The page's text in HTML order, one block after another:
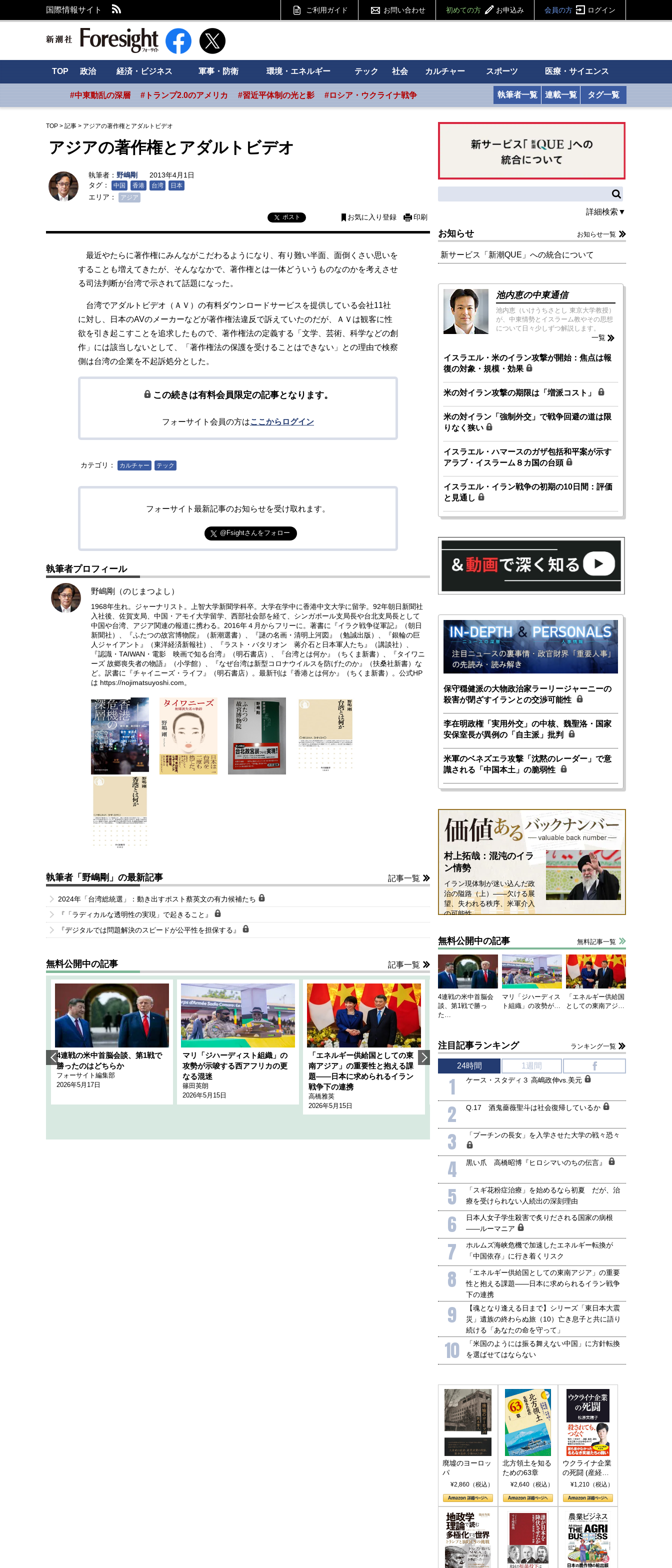
国際情報サイト ご利用ガイド お問い合わせ 初めての方 お申込み 会員の方 ログイン
新潮社 Foresight フォーサイト
TOP 政治 経済・ビジネス 軍事・防衛 環境・エネルギー テック 社会 カルチャー スポーツ 医療・サイエンス
#中東動乱の深層 #トランプ2.0のアメリカ #習近平体制の光と影 #ロシア・ウクライナ戦争 執筆者一覧 連載一覧 タグ一覧
TOP > 記事 > アジアの著作権とアダルトビデオ
アジアの著作権とアダルトビデオ
執筆者： 野嶋剛
2013年4月1日
タグ：
中国 香港 台湾 日本
エリア： アジア
ポスト お気に入り登録 印刷
最近やたらに著作権にみんながこだわるようになり、有り難い半面、面倒くさい思いを
することも増えてきたが、そんななかで、著作権とは一体どういうものなのかを考えさせ
る司法判断が台湾で示されて話題になった。
台湾でアダルトビデオ（ＡＶ）の有料ダウンロードサービスを提供している会社11社
に対し、日本のAVのメーカーなどが著作権法違反で訴えていたのだが、ＡＶは観客に性
欲を引き起こすことを追求したもので、著作権法の定義する「文学、芸術、科学などの創
作」には該当しないとして、「著作権法の保護を受けることはできない」との理由で検察
側は台湾の企業を不起訴処分とした。
この続きは有料会員限定の記事となります。
フォーサイト会員の方はここからログイン
カテゴリ： カルチャー テック
フォーサイト最新記事のお知らせを受け取れます。
@Fsightさんをフォロー
執筆者プロフィール
野嶋剛（のじまつよし）
1968年生れ。ジャーナリスト。上智大学新聞学科卒。大学在学中に香港中文大学に留学。92年朝日新聞社
入社後、佐賀支局、中国・アモイ大学留学、西部社会部を経て、シンガポール支局長や台北支局長として
中国や台湾、アジア関連の報道に携わる。2016年４月からフリーに。著書に『イラク戦争従軍記』（朝日
新聞社）、『ふたつの故宮博物院』（新潮選書）、『謎の名画・清明上河図』（勉誠出版）、『銀輪の巨
人ジャイアント』（東洋経済新報社）、『ラスト・バタリオン 蒋介石と日本軍人たち』（講談社）、
『認識・TAIWAN・電影 映画で知る台湾』（明石書店）、『台湾とは何か』（ちくま新書）、『タイワニ
ーズ 故郷喪失者の物語』（小学館）、『なぜ台湾は新型コロナウイルスを防げたのか』（扶桑社新書）な
ど。訳書に『チャイニーズ・ライフ』（明石書店）。最新刊は『香港とは何か』（ちくま新書）。公式HP
は https://nojimatsuyoshi.com。
執筆者「野嶋剛」の最新記事 記事一覧
2024年「台湾総統選」：動き出すポスト蔡英文の有力候補たち
『「ラディカルな透明性の実現」で起きること』
『デジタルでは問題解決のスピードが公平性を担保する』
無料公開中の記事 記事一覧
4連戦の米中首脳会談、第1戦で
勝ったのはどちらか
フォーサイト編集部
2026年5月17日
マリ「ジハーディスト組織」の
攻勢が示唆する西アフリカの更
なる混迷
篠田英朗
2026年5月15日
「エネルギー供給国としての東
南アジア」の重要性と抱える課
題――日本に求められるイラン
戦争下の連携
高橋雅英
2026年5月15日
韓国にも理解してほしい「極東
1905年体制」における日米韓安
全保障協力の意味
千々和泰明
2026年5月15日
ホルムズ海峡危機で加速したエ
ネルギー転換が「中国依存」に
行き着くリスク
小山堅
詳細検索▼
お知らせ お知らせ一覧
新サービス「新潮QUE」への統合について
池内恵の中東通信
池内恵（いけうちさとし 東京大学教授）
が、中東情勢とイスラーム教やその思想
について日々少しずつ解説します。
一覧
イスラエル・米のイラン攻撃が開始：焦点は報
復の対象・規模・効果
米の対イラン攻撃の期限は「増派コスト」
米の対イラン「強制外交」で戦争回避の道は限
りなく狭い
イスラエル・ハマースのガザ包括和平案が示す
アラブ・イスラーム８カ国の台頭
イスラエル・イラン戦争の初期の10日間：評価
と見通し
保守穏健派の大物政治家ラーリージャーニーの
殺害が閉ざすイランとの交渉可能性
李在明政権「実用外交」の中核、魏聖洛・国家
安保室長が異例の「自主派」批判
米軍のベネズエラ攻撃「沈黙のレーダー」で意
識される「中国本土」の脆弱性
村上拓哉：混沌のイラ
ン情勢
イラン現体制が迷い込んだ政
治の隘路（上）――欠ける展
望、失われる秩序、米軍介入
の可能性
無料公開中の記事 無料記事一覧
4連戦の米中首脳会
談、第1戦で勝っ
た…
マリ「ジハーディス
ト組織」の攻勢が…
「エネルギー供給国
としての東南アジ…
注目記事ランキング ランキング一覧
24時間 1週間
1 ケース・スタディ３ 高嶋政伸vs.美元
2 Q.17 酒鬼薔薇聖斗は社会復帰しているか
3 「プーチンの長女」を入学させた大学の戦々恐々
4 黒い爪 高橋昭博『ヒロシマいのちの伝言』
5
「スギ花粉症治療」を始めるなら初夏 だが、治
療を受けられない人続出の深刻理由
6
日本人女子学生殺害で炙りだされる国家の病根
――ルーマニア
7
ホルムズ海峡危機で加速したエネルギー転換が
「中国依存」に行き着くリスク
8
「エネルギー供給国としての東南アジア」の重要
性と抱える課題――日本に求められるイラン戦争
下の連携
9
【魂となり逢える日まで】シリーズ「東日本大震
災」遺族の終わらぬ旅（10）亡き息子と共に語り
続ける「あなたの命を守って」
10
「米国のようには振る舞えない中国」に方針転換
を選ばせてはならない
廃墟のヨーロッ
パ
¥2,860（税込）
北方領土を知る
ための63章
¥2,640（税込）
ウクライナ企業
の死闘 (産経セ
レクト S 039)
¥1,210（税込）